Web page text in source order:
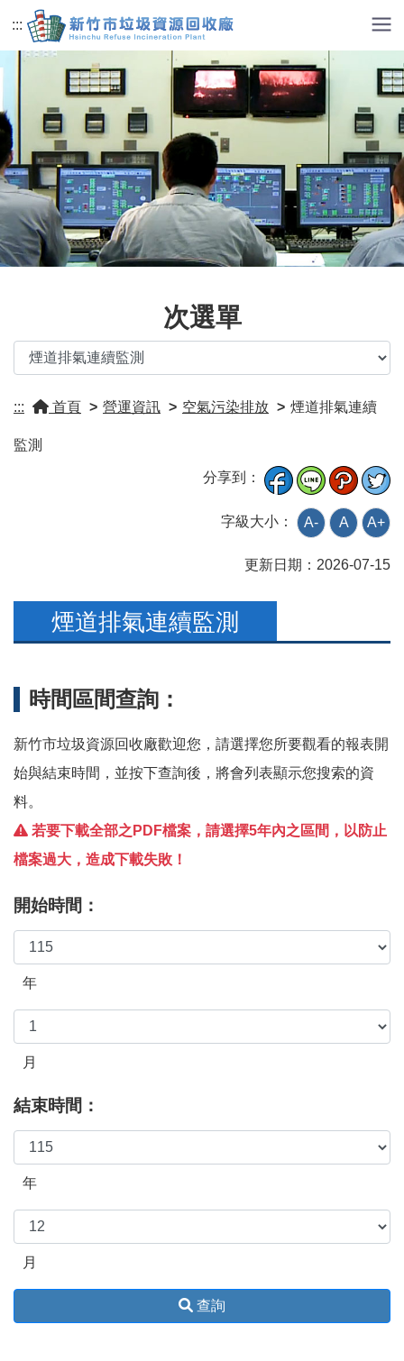
跳到主要內容
:::
次選單
::: 首頁 > 營運資訊 > 空氣污染排放 > 煙道排氣連續
監測
分享到：
字級大小： A- A A+
更新日期： 2026-07-15
煙道排氣連續監測
時間區間查詢：
新竹市垃圾資源回收廠歡迎您，請選擇您所要觀看的報表開
始與結束時間，並按下查詢後，將會列表顯示您搜索的資
料。
若要下載全部之PDF檔案，請選擇5年內之區間，以防止
檔案過大，造成下載失敗！
開始時間：
年
月
結束時間：
年
月
查詢